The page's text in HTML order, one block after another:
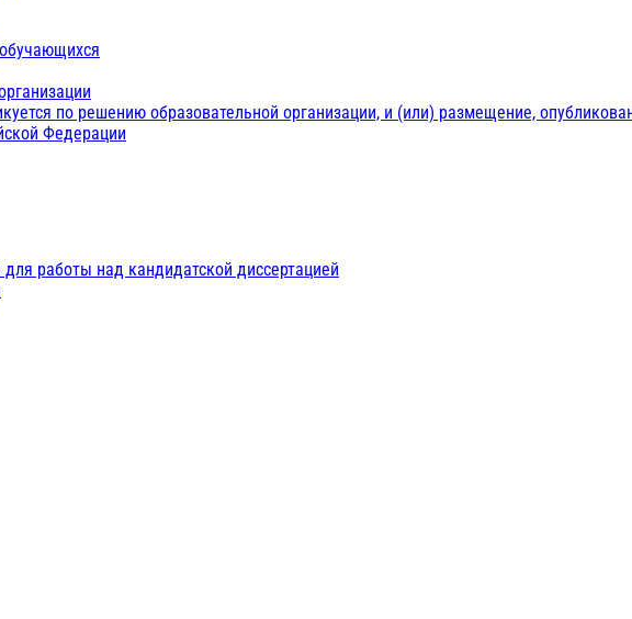
по решению образовательной организации, и (или) размещение,
Федерации
работы над кандидатской диссертацией